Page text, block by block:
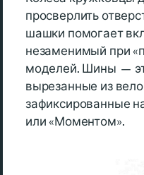
просверлить
шашки помогает
незаменимый при
моделей. Шины —
вырезанные из
зафиксированные
или «Моментом».